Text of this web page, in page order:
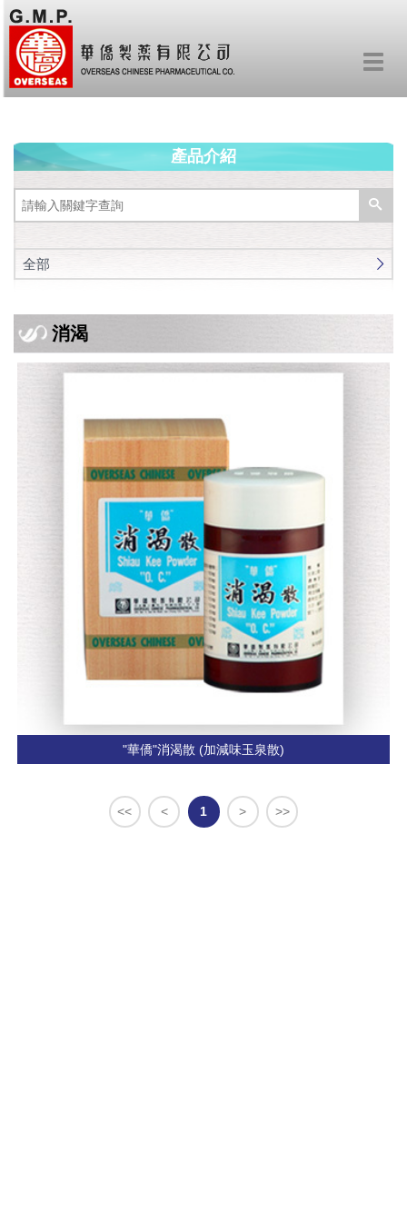
產品介紹
全部
消渴
"華僑"消渴散 (加減味玉泉散)
<< < 1 > >>